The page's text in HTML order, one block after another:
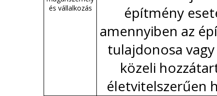
és vállalkozás
építmény
amennyiben az
tulajdonosa
közeli
életvitelszerűen